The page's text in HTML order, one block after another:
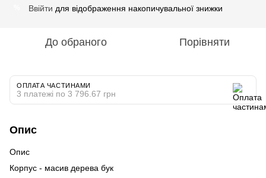
Ввійти для відображення накопичувальної знижки
До обраного Порівняти
ОПЛАТА ЧАСТИНАМИ
3 платежі по 3 796.67 грн
Опис
Опис
Корпус - масив дерева бук